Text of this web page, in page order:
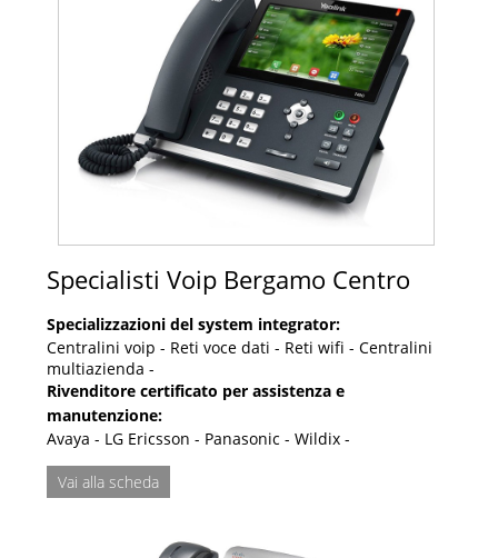
Specialisti Voip Bergamo Centro
Specializzazioni del system integrator:
Centralini voip - Reti voce dati - Reti wifi - Centralini
multiazienda -
Rivenditore certificato per assistenza e
manutenzione:
Avaya - LG Ericsson - Panasonic - Wildix -
Vai alla scheda